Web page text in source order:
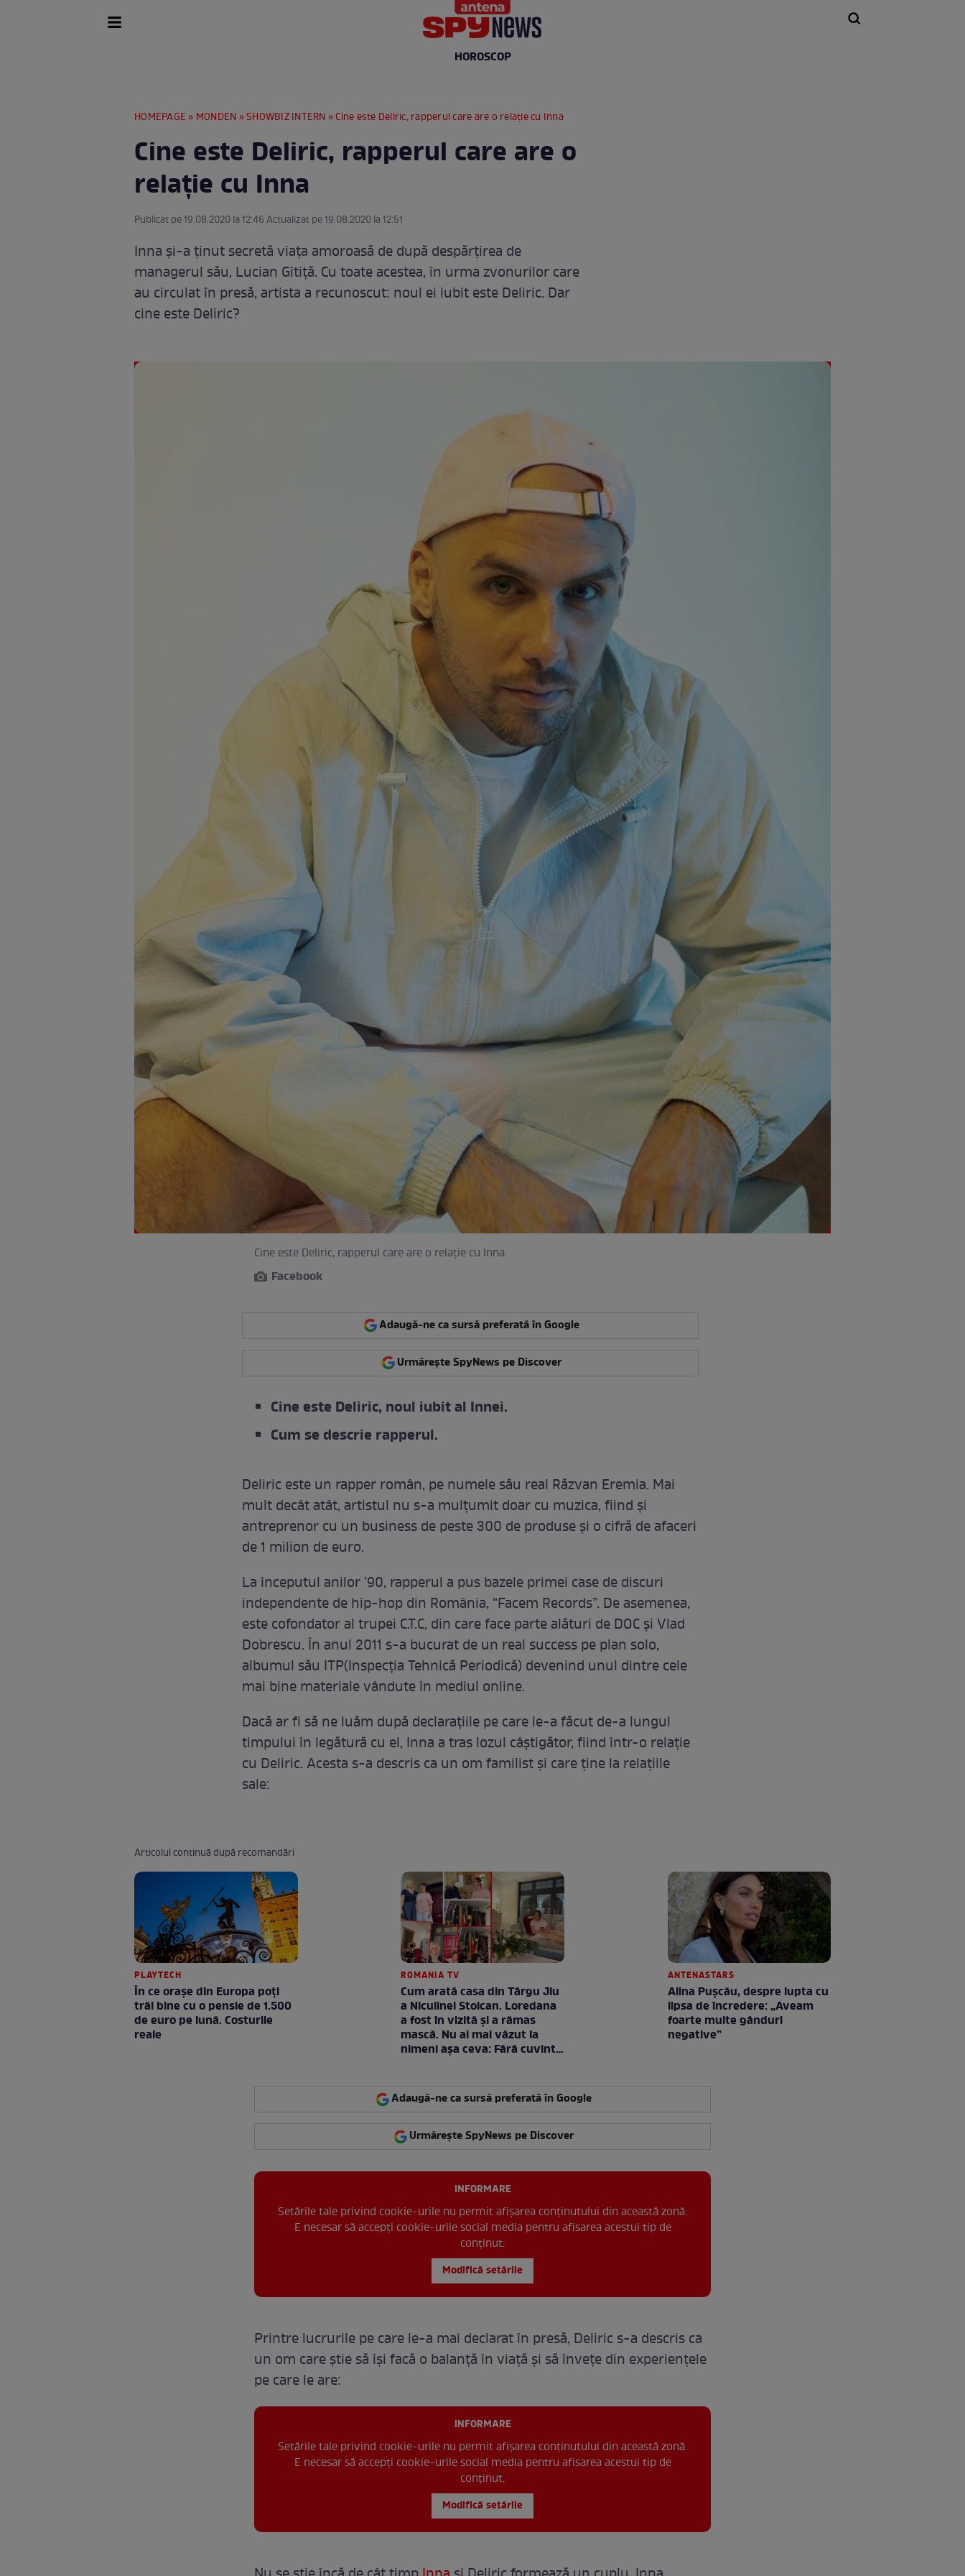
HOROSCOP
HOMEPAGE » MONDEN »SHOWBIZ INTERN » Cine este Deliric, rapperul care are o relaţie cu Inna
Cine este Deliric, rapperul care are o
relaţie cu Inna
Publicat pe 19.08.2020 la 12:46 Actualizat pe 19.08.2020 la 12:51
Inna şi-a ţinut secretă viaţa amoroasă de după despărţirea de
managerul său, Lucian Gîtiţă. Cu toate acestea, în urma zvonurilor care
au circulat în presă, artista a recunoscut: noul ei iubit este Deliric. Dar
cine este Deliric?
Cine este Deliric, rapperul care are o relaţie cu Inna.
Facebook
Adaugă-ne ca sursă preferată în Google
Urmărește SpyNews pe Discover
Cine este Deliric, noul iubit al Innei.
Cum se descrie rapperul.
Deliric este un rapper român, pe numele său real Răzvan Eremia. Mai
mult decât atât, artistul nu s-a mulţumit doar cu muzica, fiind şi
antreprenor cu un business de peste 300 de produse și o cifră de afaceri
de 1 milion de euro.
La începutul anilor ’90, rapperul a pus bazele primei case de discuri
independente de hip-hop din România, “Facem Records”. De asemenea,
este cofondator al trupei C.T.C, din care face parte alături de DOC şi Vlad
Dobrescu. În anul 2011 s-a bucurat de un real success pe plan solo,
albumul său ITP(Inspecţia Tehnică Periodică) devenind unul dintre cele
mai bine materiale vândute în mediul online.
Dacă ar fi să ne luăm după declaraţiile pe care le-a făcut de-a lungul
timpului în legătură cu el, Inna a tras lozul câştigător, fiind într-o relaţie
cu Deliric. Acesta s-a descris ca un om familist şi care ţine la relaţiile
sale:
Articolul continuă după recomandări
PLAYTECH
În ce orașe din Europa poți
trăi bine cu o pensie de 1.500
de euro pe lună. Costurile
reale
ROMANIA TV
Cum arată casa din Târgu Jiu
a Niculinei Stoican. Loredana
a fost în vizită și a rămas
mască. Nu ai mai văzut la
nimeni așa ceva: Fără cuvinte
ANTENASTARS
Alina Pușcău, despre lupta cu
lipsa de încredere: „Aveam
foarte multe gânduri
negative”
Adaugă-ne ca sursă preferată în Google
Urmărește SpyNews pe Discover
INFORMARE
Setările tale privind cookie-urile nu permit afișarea conținutului din această zonă.
E necesar să accepți cookie-urile social media pentru afisarea acestui tip de
conținut.
Modifică setările
Printre lucrurile pe care le-a mai declarat în presă, Deliric s-a descris ca
un om care ştie să îşi facă o balanţă în viaţă şi să înveţe din experienţele
pe care le are:
INFORMARE
Setările tale privind cookie-urile nu permit afișarea conținutului din această zonă.
E necesar să accepți cookie-urile social media pentru afisarea acestui tip de
conținut.
Modifică setările